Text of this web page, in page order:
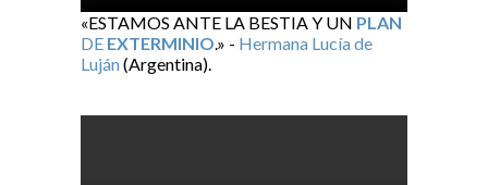
«ESTAMOS ANTE LA BESTIA Y UN PLAN
DE EXTERMINIO.» - Hermana Lucía de
Luján(Argentina).